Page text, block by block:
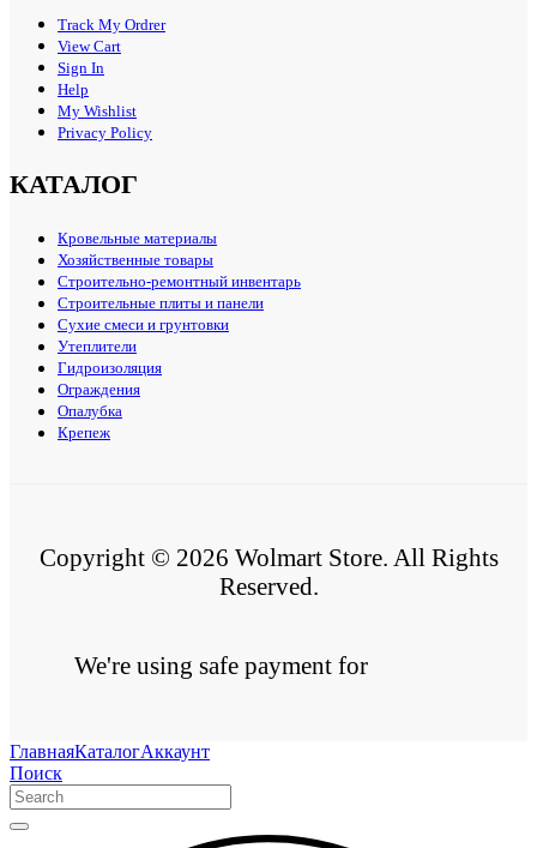
Track My Ordrer
View Cart
Sign In
Help
My Wishlist
Privacy Policy
КАТАЛОГ
Кровельные материалы
Хозяйственные товары
Строительно-ремонтный инвентарь
Строительные плиты и панели
Сухие смеси и грунтовки
Утеплители
Гидроизоляция
Ограждения
Опалубка
Крепеж
Copyright © 2026 Wolmart Store. All Rights
Reserved.
We're using safe payment for
ГлавнаяКаталогАккаунт
Поиск